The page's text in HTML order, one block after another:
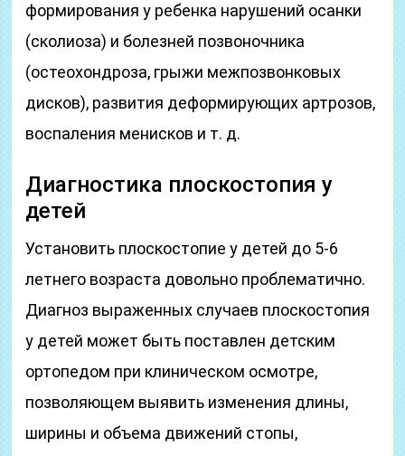
формирования у ребенка нарушений осанки
(сколиоза) и болезней позвоночника
(остеохондроза, грыжи межпозвонковых
дисков), развития деформирующих артрозов,
воспаления менисков и т. д.
Диагностика плоскостопия у
детей
Установить плоскостопие у детей до 5-6
летнего возраста довольно проблематично.
Диагноз выраженных случаев плоскостопия
у детей может быть поставлен детским
ортопедом при клиническом осмотре,
позволяющем выявить изменения длины,
ширины и объема движений стопы,